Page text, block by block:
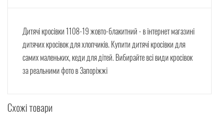
Дитячі кросівки 1108-19 жовто-блакитний - в інтернет магазині
дитячих кросівок для хлопчиків. Купити дитячі кросівки для
самих маленьких, кеди для дітей. Вибирайте всі види кросівок
за реальними фото в Запоріжжі
Схожі товари